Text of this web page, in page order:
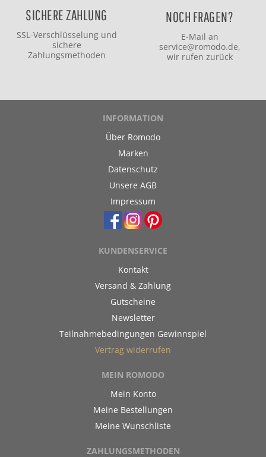
SICHERE ZAHLUNG
SSL-Verschlüsselung und
sichere
Zahlungsmethoden
NOCH FRAGEN?
E-Mail an
service@romodo.de,
wir rufen zurück
INFORMATION
Über Romodo
Marken
Datenschutz
Unsere AGB
Impressum
KUNDENSERVICE
Kontakt
Versand & Zahlung
Gutscheine
Newsletter
Teilnahmebedingungen Gewinnspiel
Vertrag widerrufen
MEIN ROMODO
Mein Konto
Meine Bestellungen
Meine Wunschliste
ZAHLUNGSMETHODEN